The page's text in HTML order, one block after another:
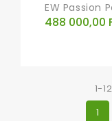
EW Passion
Ár
488 000,00
1-
1